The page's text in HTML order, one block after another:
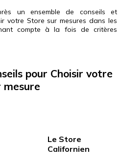
un ensemble de conseils et
votre Store sur mesures dans les
compte à la fois de critères
pour Choisir votre
Le Store
Californien